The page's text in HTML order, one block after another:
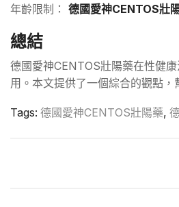
年齡限制： 德國愛神CENTOS壯
總結
德國愛神CENTOS壯陽藥在性健
用。本文提供了一個綜合的觀點，
Tags: 德國愛神CENTOS壯陽藥,